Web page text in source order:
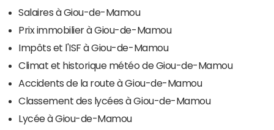
Salaires à Giou-de-Mamou
Prix immobilier à Giou-de-Mamou
Impôts et l'ISF à Giou-de-Mamou
Climat et historique météo de Giou-de-Mamou
Accidents de la route à Giou-de-Mamou
Classement des lycées à Giou-de-Mamou
Lycée à Giou-de-Mamou